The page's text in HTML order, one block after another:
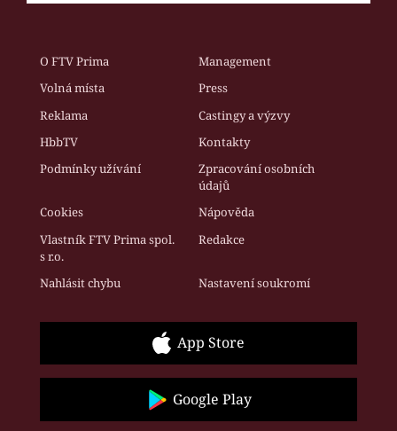
O FTV Prima
Management
Volná místa
Press
Reklama
Castingy a výzvy
HbbTV
Kontakty
Podmínky užívání
Zpracování osobních
údajů
Cookies
Nápověda
Vlastník FTV Prima spol.
s r.o.
Redakce
Nahlásit chybu Nastavení soukromí
App Store
Google Play